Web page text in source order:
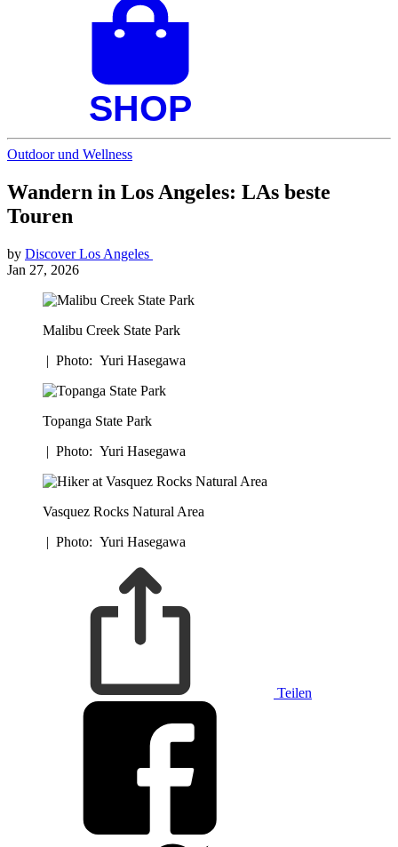
Outdoor und Wellness
Wandern in Los Angeles: LAs beste
Touren
by Discover Los Angeles
Jan 27, 2026
Malibu Creek State Park
| Photo: Yuri Hasegawa
Topanga State Park
| Photo: Yuri Hasegawa
Vasquez Rocks Natural Area
| Photo: Yuri Hasegawa
Teilen